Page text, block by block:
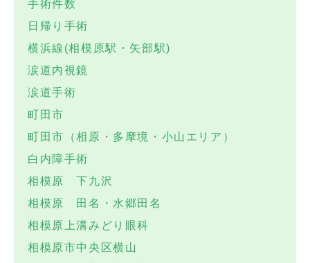
手術件数
日帰り手術
横浜線(相模原駅・矢部駅)
涙道内視鏡
涙道手術
町田市
町田市（相原・多摩境・小山エリア）
白内障手術
相模原 下九沢
相模原 田名・水郷田名
相模原上溝みどり眼科
相模原市中央区横山